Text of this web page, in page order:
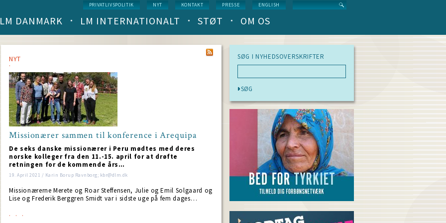
Service
menu
PRIVATLIVSPOLITIK NYT KONTAKT PRESSE ENGLISH
Main
(level
1)
LM DANMARK LM INTERNATIONALT STØT OM OS
NYT
Missionærer sammen til konference i Arequipa
De seks danske missionærer i Peru mødtes med deres
norske kolleger fra den 11.-15. april for at drøfte
retningen for de kommende års…
19. April 2021 / Karin Borup Ravnborg; kbr@dlm.dk
Missionærerne Merete og Roar Steffensen, Julie og Emil Solgaard og
Lise og Frederik Berggren Smidt var i sidste uge på fem dages…
SØG I NYHEDSOVERSKRIFTER